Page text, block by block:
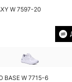
W 7597-20
BASE W 7715-6